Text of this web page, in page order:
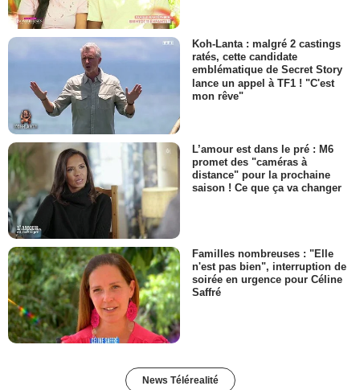
Koh-Lanta : malgré 2 castings
ratés, cette candidate
emblématique de Secret Story
lance un appel à TF1 ! "C'est
mon rêve"
L’amour est dans le pré : M6
promet des "caméras à
distance" pour la prochaine
saison ! Ce que ça va changer
Familles nombreuses : "Elle
n'est pas bien", interruption de
soirée en urgence pour Céline
Saffré
News Télérealité